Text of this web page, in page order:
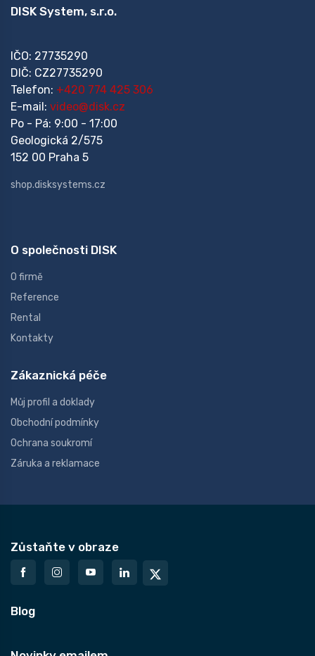
DISK System, s.r.o.
IČO: 27735290
DIČ: CZ27735290
Telefon: +420 774 425 306
E-mail: video@disk.cz
Po - Pá: 9:00 - 17:00
Geologická 2/575
152 00 Praha 5
shop.disksystems.cz
O společnosti DISK
O firmě
Reference
Rental
Kontakty
Zákaznická péče
Můj profil a doklady
Obchodní podmínky
Ochrana soukromí
Záruka a reklamace
Zůstaňte v obraze
Blog